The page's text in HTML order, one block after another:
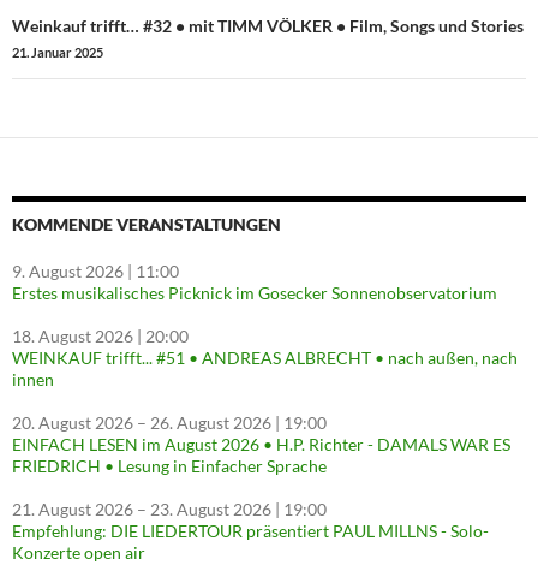
Weinkauf trifft… #32 • mit TIMM VÖLKER • Film, Songs und Stories
21. Januar 2025
KOMMENDE VERANSTALTUNGEN
9. August 2026 | 11:00
Erstes musikalisches Picknick im Gosecker Sonnenobservatorium
18. August 2026 | 20:00
WEINKAUF trifft... #51 • ANDREAS ALBRECHT • nach außen, nach
innen
20. August 2026 – 26. August 2026 | 19:00
EINFACH LESEN im August 2026 • H.P. Richter - DAMALS WAR ES
FRIEDRICH • Lesung in Einfacher Sprache
21. August 2026 – 23. August 2026 | 19:00
Empfehlung: DIE LIEDERTOUR präsentiert PAUL MILLNS - Solo-
Konzerte open air